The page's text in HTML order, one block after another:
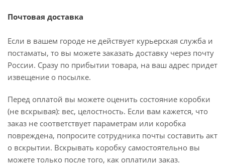
Почтовая доставка
Если в вашем городе не действует курьерская служба и
постаматы, то вы можете заказать доставку через почту
России. Сразу по прибытии товара, на ваш адрес придет
извещение о посылке.
Перед оплатой вы можете оценить состояние коробки
(не вскрывая): вес, целостность. Если вам кажется, что
заказ не соответствует параметрам или коробка
повреждена, попросите сотрудника почты составить акт
о вскрытии. Вскрывать коробку самостоятельно вы
можете только после того, как оплатили заказ.